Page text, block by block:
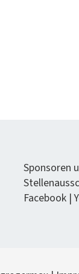
Spon­soren
Face­book |